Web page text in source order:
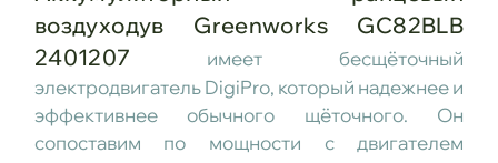
воздуходув Greenworks GC82BLB
2401207 имеет бесщёточный
электродвигатель DigiPro, который надежнее и
эффективнее обычного щёточного. Он
сопоставим по мощности с двигателем